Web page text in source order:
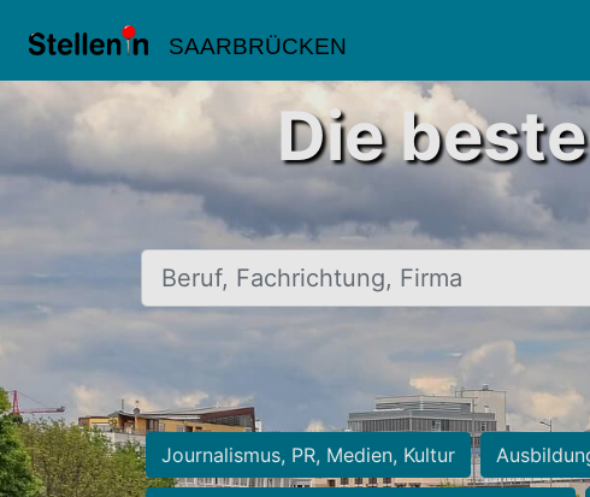
SAARBRÜCKEN
Die
Beruf, Fachrichtung, Firma
Journalismus, PR, Medien, Kultur